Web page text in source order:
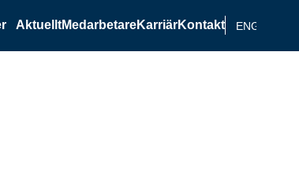
AktuelltMedarbetareKarriärKontakt ENGELSKA